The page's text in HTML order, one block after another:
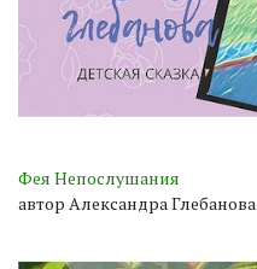
Фея Непослушания
автор Александра Глебанова